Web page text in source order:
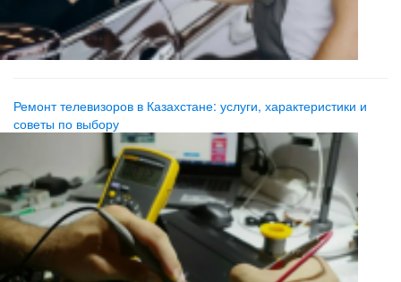
Ремонт телевизоров в Казахстане: услуги, характеристики и
советы по выбору